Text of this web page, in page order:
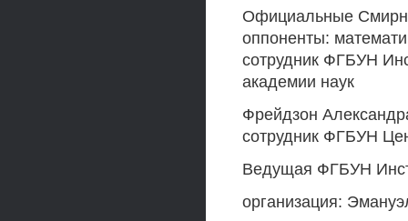
Официальные
оппоненты:
сотрудник ФГБУН
академии наук
Фрейдзон
сотрудник ФГБУН
Ведущая ФГБУН
организация: